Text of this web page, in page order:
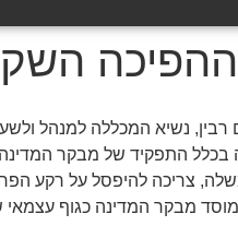
ההפיכה
רבין, נשיא המכללה למנהל
בכלל התפקיד של מבקר
צריכה להיפסל על רקע הפרת
מוסד מבקר המדינה כגוף